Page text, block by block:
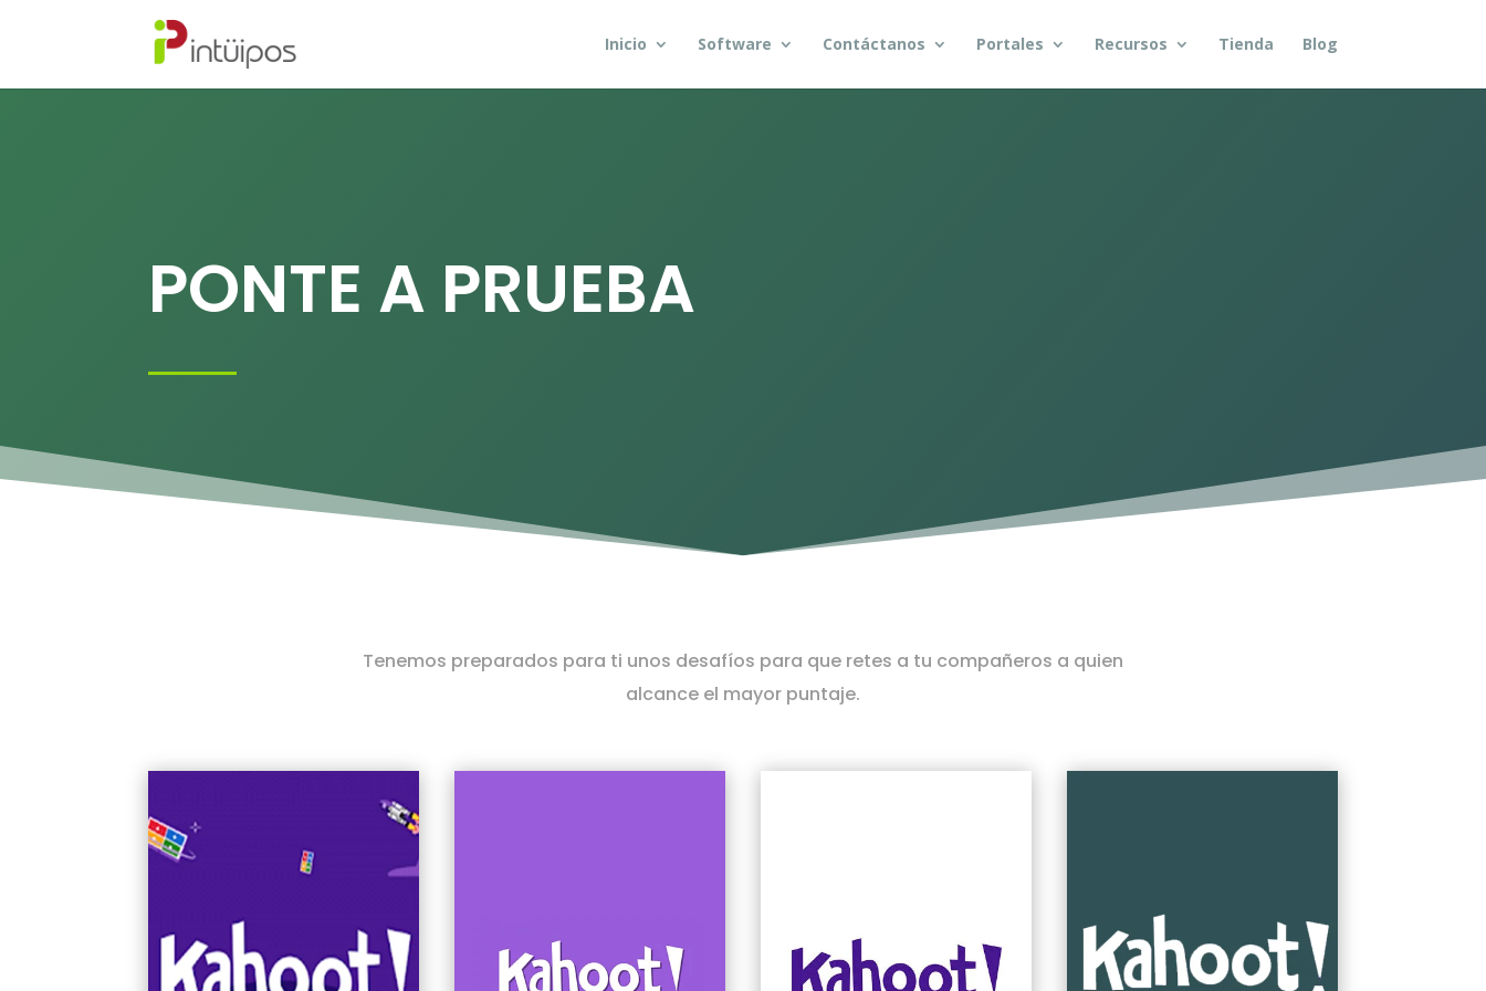
Inicio Software Contáctanos Portales Recursos Tienda Blog
PONTE A PRUEBA
Tenemos preparados para ti unos desafíos para que retes a tu compañeros a quien
alcance el mayor puntaje.